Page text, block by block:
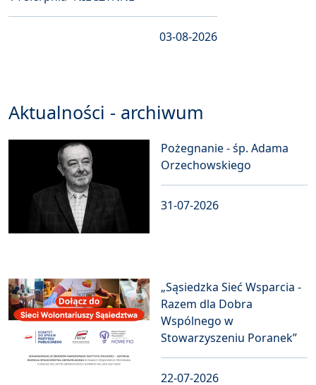
03-08-2026
Aktualności - archiwum
Pożegnanie - śp. Adama
Orzechowskiego
31-07-2026
„Sąsiedzka Sieć Wsparcia -
Razem dla Dobra
Wspólnego w
Stowarzyszeniu Poranek”
22-07-2026